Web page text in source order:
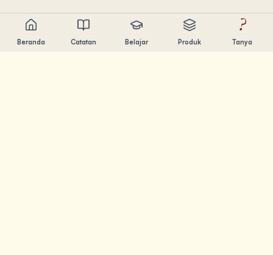
Beranda Catatan Belajar Produk
?
Tanya